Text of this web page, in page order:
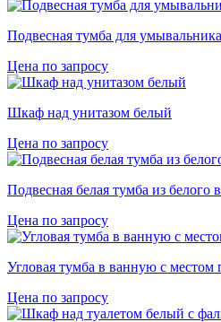
Подвесная тумба для
Цена по запросу
Шкаф над унитазом белый
Цена по запросу
Подвесная белая тумба из
Цена по запросу
Угловая тумба в ванную с
Цена по запросу